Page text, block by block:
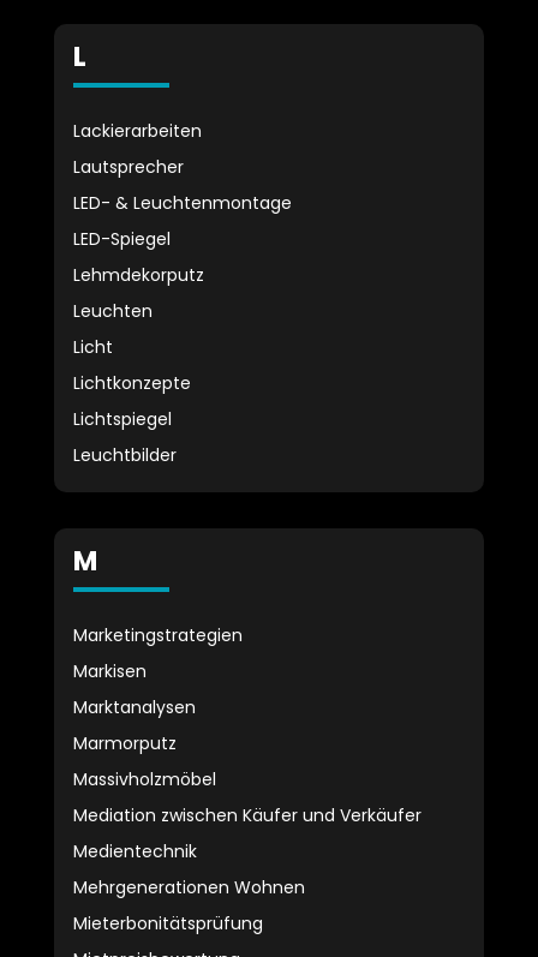
L
Lackierarbeiten
Lautsprecher
LED- & Leuchtenmontage
LED-Spiegel
Lehmdekorputz
Leuchten
Licht
Lichtkonzepte
Lichtspiegel
Leuchtbilder
M
Marketingstrategien
Markisen
Marktanalysen
Marmorputz
Massivholzmöbel
Mediation zwischen Käufer und Verkäufer
Medientechnik
Mehrgenerationen Wohnen
Mieterbonitätsprüfung